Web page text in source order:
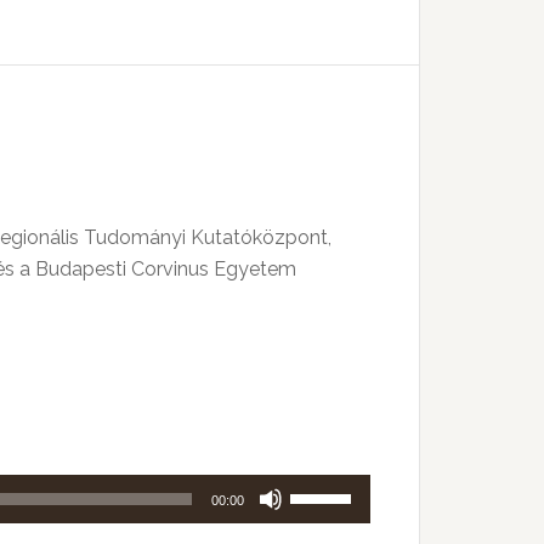
Tudományi Kutatóközpont,
a Budapesti Corvinus Egyetem
00:00
hangerő